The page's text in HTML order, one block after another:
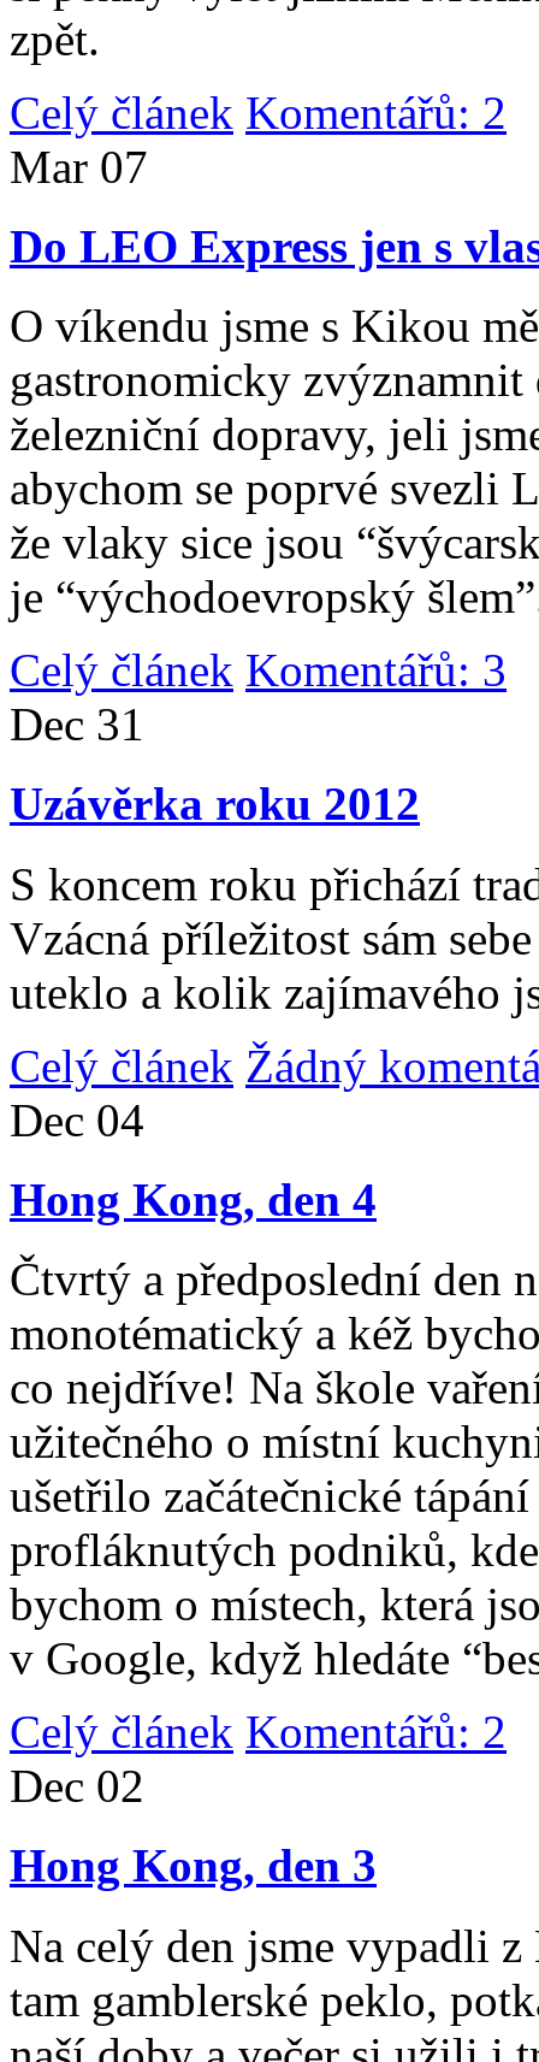
zpět.
Celý článek Komentářů: 2
Mar 07
Do LEO Express jen s
O víkendu jsme s Kikou
gastronomicky
železniční dopravy, jeli
abychom se poprvé svezli
že vlaky sice jsou
je “východoevropský
Celý článek Komentářů: 3
Dec 31
Uzávěrka roku 2012
S koncem roku přichází
Vzácná příležitost sám
uteklo a kolik zajímavého
Celý článek Žádný
Dec 04
Hong Kong, den 4
Čtvrtý a předposlední den
monotématický a kéž
co nejdříve! Na škole
užitečného o místní
ušetřilo začátečnické
profláknutých podniků,
bychom o místech, která
v Google, když hledáte
Celý článek Komentářů: 2
Dec 02
Hong Kong, den 3
Na celý den jsme vypadli
tam gamblerské peklo,